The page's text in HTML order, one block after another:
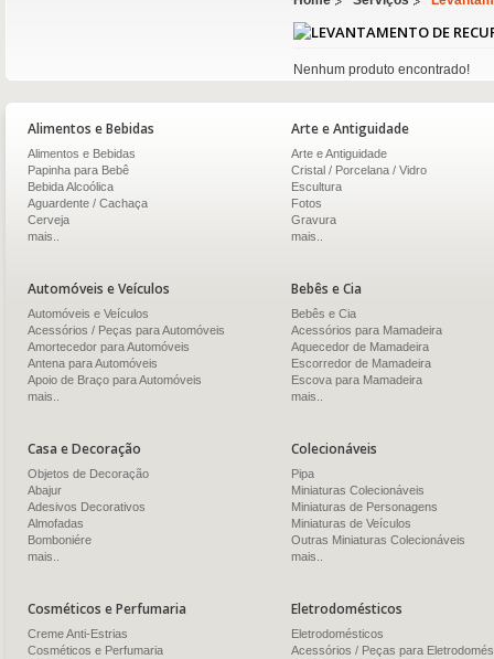
Nenhum produto encontrado!
Alimentos e Bebidas
Alimentos e Bebidas
Papinha para Bebê
Bebida Alcoólica
Aguardente / Cachaça
Cerveja
mais..
Arte e Antiguidade
Arte e Antiguidade
Cristal / Porcelana / Vidro
Escultura
Fotos
Gravura
mais..
Automóveis e Veículos
Automóveis e Veículos
Acessórios / Peças para Automóveis
Amortecedor para Automóveis
Antena para Automóveis
Apoio de Braço para Automóveis
mais..
Bebês e Cia
Bebês e Cia
Acessórios para Mamadeira
Aquecedor de Mamadeira
Escorredor de Mamadeira
Escova para Mamadeira
mais..
Casa e Decoração
Objetos de Decoração
Abajur
Adesivos Decorativos
Almofadas
Bomboniére
mais..
Colecionáveis
Pipa
Miniaturas Colecionáveis
Miniaturas de Personagens
Miniaturas de Veículos
Outras Miniaturas Colecionáveis
mais..
Cosméticos e Perfumaria
Creme Anti-Estrias
Cosméticos e Perfumaria
Eletrodomésticos
Eletrodomésticos
Acessórios / Peças para